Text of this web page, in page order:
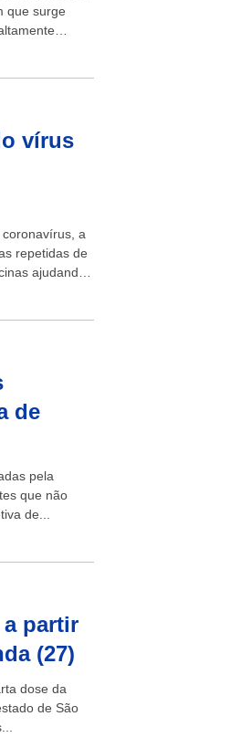
que surge
vírus
a
repetidas de
ajudando
de
pela
que não
de...
a partir
(27)
dose da
de São